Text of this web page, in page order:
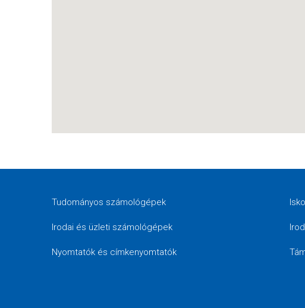
Tudományos számológépek
Irodai és üzleti számológépek
Nyomtatók és címkenyomtatók